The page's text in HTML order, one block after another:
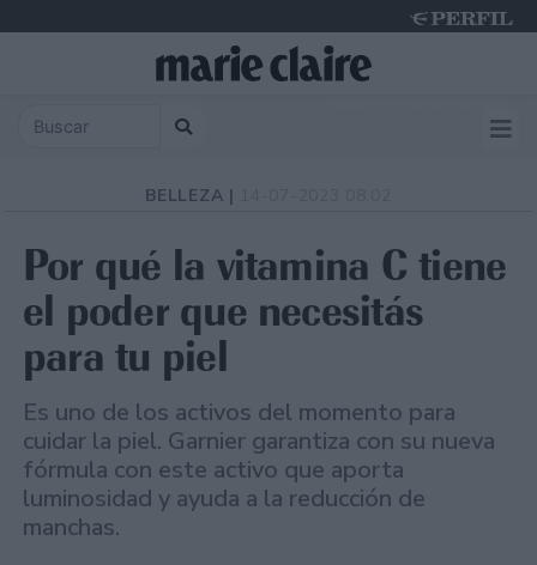
BELLEZA |
Por qué la vitamina C tiene
el poder que necesitás
para tu piel
Es uno de los activos del momento para
cuidar la piel. Garnier garantiza con su nueva
fórmula con este activo que aporta
luminosidad y ayuda a la reducción de
manchas.